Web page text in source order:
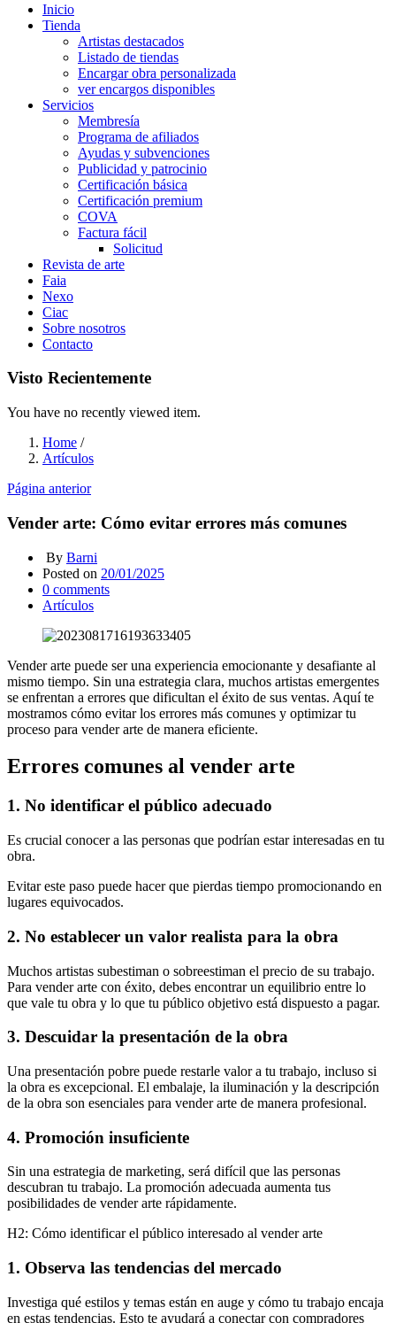
Inicio
Tienda
Artistas destacados
Listado de tiendas
Encargar obra personalizada
ver encargos disponibles
Servicios
Membresía
Programa de afiliados
Ayudas y subvenciones
Publicidad y patrocinio
Certificación básica
Certificación premium
COVA
Factura fácil
Solicitud
Revista de arte
Faia
Nexo
Ciac
Sobre nosotros
Contacto
Visto Recientemente
You have no recently viewed item.
Home /
Artículos
Página anterior
Vender arte: Cómo evitar errores más comunes
By Barni
Posted on 20/01/2025
0 comments
Artículos
Vender arte puede ser una experiencia emocionante y desafiante al
mismo tiempo. Sin una estrategia clara, muchos artistas emergentes
se enfrentan a errores que dificultan el éxito de sus ventas. Aquí te
mostramos cómo evitar los errores más comunes y optimizar tu
proceso para vender arte de manera eficiente.
Errores comunes al vender arte
1. No identificar el público adecuado
Es crucial conocer a las personas que podrían estar interesadas en tu
obra.
Evitar este paso puede hacer que pierdas tiempo promocionando en
lugares equivocados.
2. No establecer un valor realista para la obra
Muchos artistas subestiman o sobreestiman el precio de su trabajo.
Para vender arte con éxito, debes encontrar un equilibrio entre lo
que vale tu obra y lo que tu público objetivo está dispuesto a pagar.
3. Descuidar la presentación de la obra
Una presentación pobre puede restarle valor a tu trabajo, incluso si
la obra es excepcional. El embalaje, la iluminación y la descripción
de la obra son esenciales para vender arte de manera profesional.
4. Promoción insuficiente
Sin una estrategia de marketing, será difícil que las personas
descubran tu trabajo. La promoción adecuada aumenta tus
posibilidades de vender arte rápidamente.
H2: Cómo identificar el público interesado al vender arte
1. Observa las tendencias del mercado
Investiga qué estilos y temas están en auge y cómo tu trabajo encaja
en estas tendencias. Esto te ayudará a conectar con compradores